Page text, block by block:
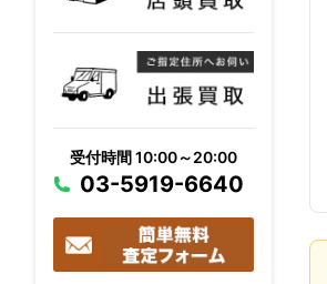
受付時間 10:00～20:00
03-5919-6640